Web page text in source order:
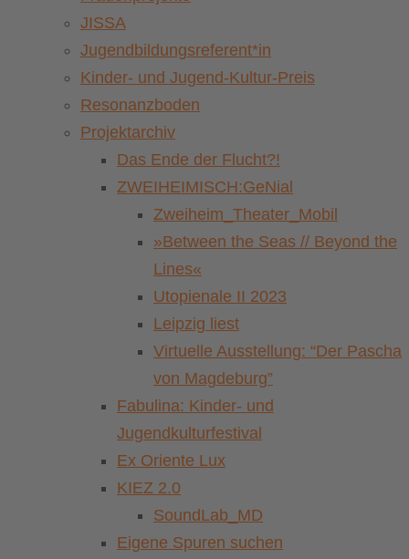
JISSA
Jugendbildungsreferent*in
Kinder- und Jugend-Kultur-Preis
Resonanzboden
Projektarchiv
Das Ende der Flucht?!
ZWEIHEIMISCH:GeNial
Zweiheim_Theater_Mobil
»Between the Seas // Beyond the
Lines«
Utopienale II 2023
Leipzig liest
Virtuelle Ausstellung: “Der Pascha
von Magdeburg”
Fabulina: Kinder- und
Jugendkulturfestival
Ex Oriente Lux
KIEZ 2.0
SoundLab_MD
Eigene Spuren suchen